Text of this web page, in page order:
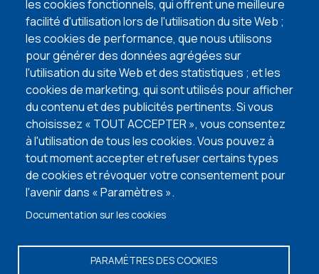
les cookies fonctionnels, qui offrent une meilleure
facilité d'utilisation lors de l'utilisation du site Web ;
les cookies de performance, que nous utilisons
pour générer des données agrégées sur
l'utilisation du site Web et des statistiques ; et les
cookies de marketing, qui sont utilisés pour afficher
du contenu et des publicités pertinents. Si vous
choisissez « TOUT ACCEPTER », vous consentez
à l'utilisation de tous les cookies. Vous pouvez à
tout moment accepter et refuser certains types
de cookies et révoquer votre consentement pour
l'avenir dans « Paramètres ».
Documentation sur les cookies
PARAMÈTRES DES COOKIES
terrain à bâtir
lire l'article
VISITEZ NOS MAISONS TÉMOINS